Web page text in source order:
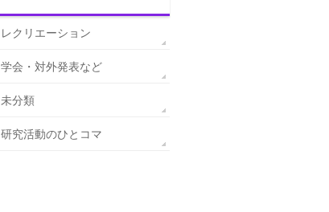
レクリエーション
学会・対外発表など
未分類
研究活動のひとコマ